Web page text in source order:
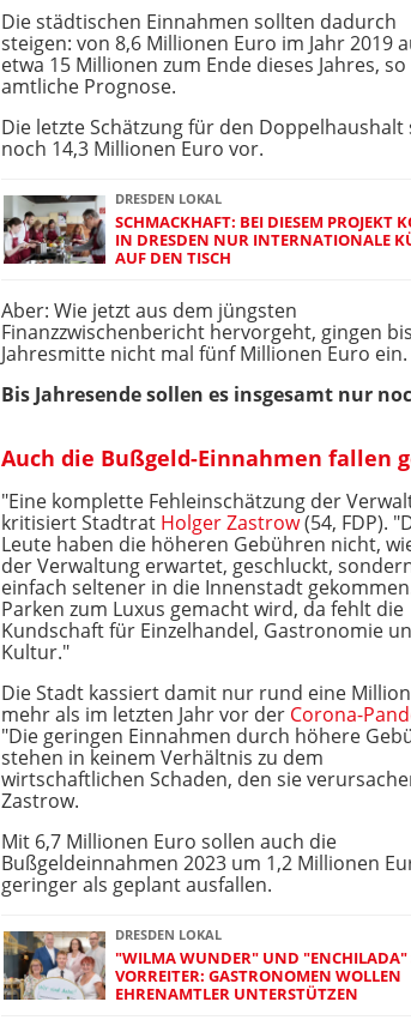
Die städtischen Einnahmen sollten dadurch
steigen: von 8,6 Millionen Euro im Jahr 2019
etwa 15 Millionen zum Ende dieses Jahres,
amtliche Prognose.
Die letzte Schätzung für den Doppelhaushalt
noch 14,3 Millionen Euro vor.
DRESDEN LOKAL
SCHMACKHAFT: BEI DIESEM PROJEKT
IN DRESDEN NUR INTERNATIONALE
AUF DEN TISCH
Aber: Wie jetzt aus dem jüngsten
Finanzzwischenbericht hervorgeht, gingen
Jahresmitte nicht mal fünf Millionen Euro ein.
Bis Jahresende sollen es insgesamt nur
Auch die Bußgeld-Einnahmen fallen
"Eine komplette Fehleinschätzung der
kritisiert Stadtrat Holger Zastrow(54, FDP).
Leute haben die höheren Gebühren nicht,
der Verwaltung erwartet, geschluckt,
einfach seltener in die Innenstadt
Parken zum Luxus gemacht wird, da fehlt die
Kundschaft für Einzelhandel, Gastronomie
Kultur."
Die Stadt kassiert damit nur rund eine
mehr als im letzten Jahr vor der Corona-
"Die geringen Einnahmen durch höhere
stehen in keinem Verhältnis zu dem
wirtschaftlichen Schaden, den sie
Zastrow.
Mit 6,7 Millionen Euro sollen auch die
Bußgeldeinnahmen 2023 um 1,2 Millionen
geringer als geplant ausfallen.
DRESDEN LOKAL
"WILMA WUNDER" UND "ENCHILADA"
VORREITER: GASTRONOMEN WOLLEN
EHRENAMTLER UNTERSTÜTZEN